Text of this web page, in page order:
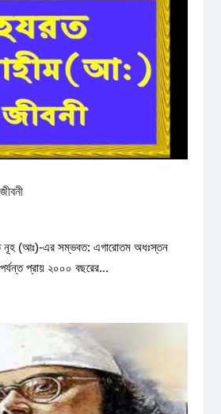
নূহ (আঃ)-এর সম্ভবত: এগারোতম অধঃস্তন
প্রায় ২০০০ বছরের...